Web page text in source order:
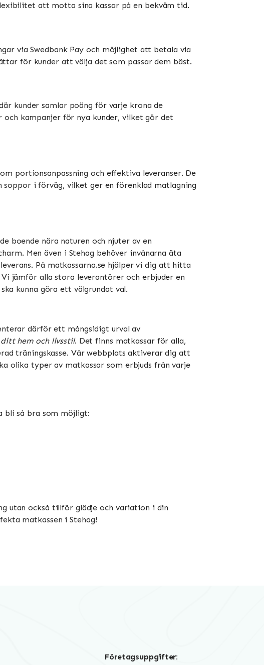
att motta sina kassar på en bekväm tid​​​​.
via Swedbank Pay och möjlighet att betala via
för kunder att välja det som passar dem bäst​​.
kunder samlar poäng för varje krona de
och kampanjer för nya kunder, vilket gör det
portionsanpassning och effektiva leveranser. De
soppor i förväg, vilket ger en förenklad matlagning
boende nära naturen och njuter av en
Men även i Stehag behöver invånarna äta
På matkassarna.se hjälper vi dig att hitta
jämför alla stora leverantörer och erbjuder en
kunna göra ett välgrundat val.
därför ett mångsidigt urval av
ditt hem och livsstil. Det finns matkassar för alla,
träningskasse. Vår webbplats aktiverar dig att
olika typer av matkassar som erbjuds från varje
bli så bra som möjligt:
utan också tillför glädje och variation i din
matkassen i Stehag!
Företagsuppgifter: